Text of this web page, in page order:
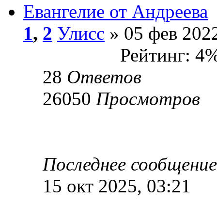
Евангелие от Андреева
1, 2 Улисс » 05 фев
Рейтинг:
28 Ответов
26050 Просмотров
Последнее
15 окт 2025, 03:21